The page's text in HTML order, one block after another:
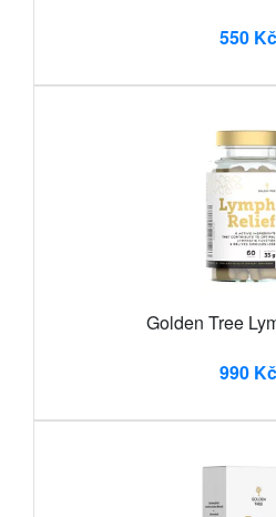
550 Kč
Golden Tree
990 Kč